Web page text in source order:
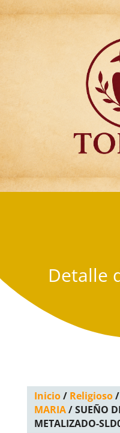
Articulos
Regalo
Detalle
Inicio/ Religioso/
MARIA/ SUEÑO
METALIZADO-